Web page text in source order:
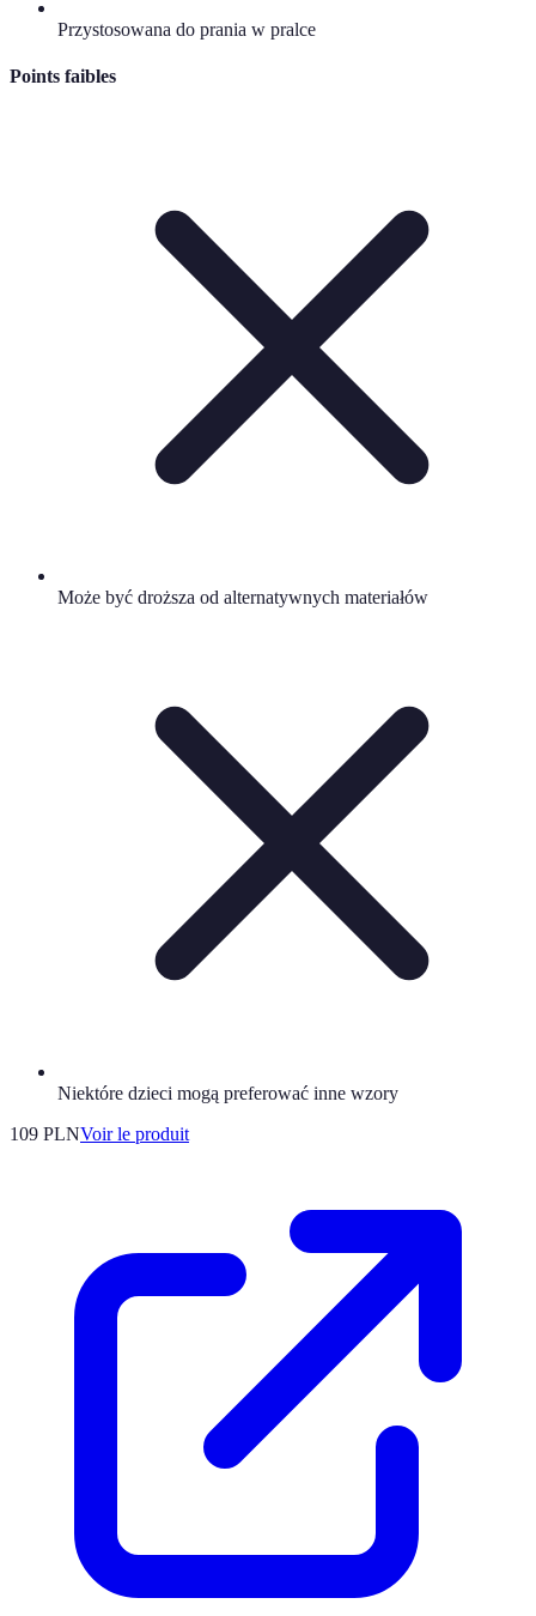
Przystosowana do prania w pralce
Points faibles
Może być droższa od alternatywnych materiałów
Niektóre dzieci mogą preferować inne wzory
109 PLNVoir le produit